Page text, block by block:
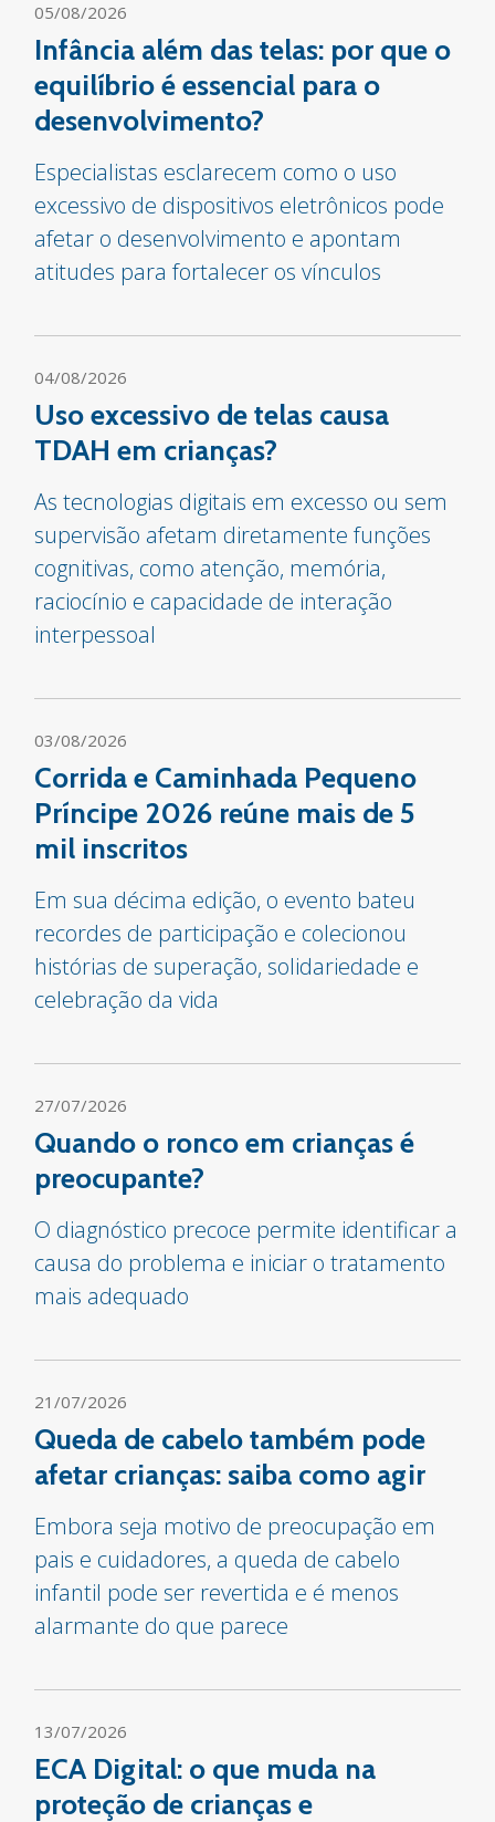
05/08/2026
Infância além das telas: por que o
equilíbrio é essencial para o
desenvolvimento?
Especialistas esclarecem como o uso
excessivo de dispositivos eletrônicos pode
afetar o desenvolvimento e apontam
atitudes para fortalecer os vínculos
04/08/2026
Uso excessivo de telas causa
TDAH em crianças?
As tecnologias digitais em excesso ou sem
supervisão afetam diretamente funções
cognitivas, como atenção, memória,
raciocínio e capacidade de interação
interpessoal
03/08/2026
Corrida e Caminhada Pequeno
Príncipe 2026 reúne mais de 5
mil inscritos
Em sua décima edição, o evento bateu
recordes de participação e colecionou
histórias de superação, solidariedade e
celebração da vida
27/07/2026
Quando o ronco em crianças é
preocupante?
O diagnóstico precoce permite identificar a
causa do problema e iniciar o tratamento
mais adequado
21/07/2026
Queda de cabelo também pode
afetar crianças: saiba como agir
Embora seja motivo de preocupação em
pais e cuidadores, a queda de cabelo
infantil pode ser revertida e é menos
alarmante do que parece
13/07/2026
ECA Digital: o que muda na
proteção de crianças e